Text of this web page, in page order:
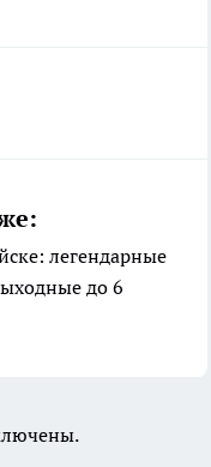
легендарные
до 6